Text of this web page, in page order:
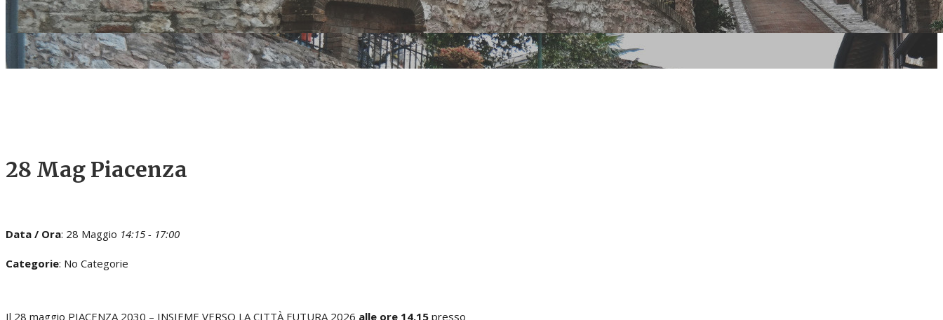
28 Mag Piacenza
Data / Ora: 28 Maggio 14:15 - 17:00
Categorie: No Categorie
Il 28 maggio PIACENZA 2030 – INSIEME VERSO LA CITTÀ FUTURA 2026 alle ore 14.15 presso